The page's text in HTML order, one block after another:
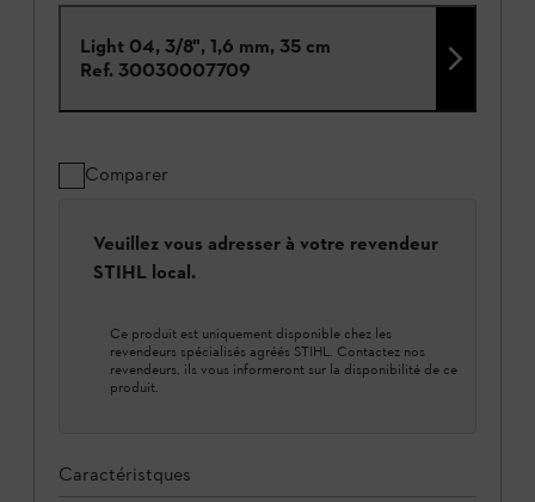
Light 04, 3/8", 1,6 mm, 35 cm
Ref. 30030007709
Comparer
Veuillez vous adresser à votre revendeur
STIHL local.
Ce produit est uniquement disponible chez les
revendeurs spécialisés agréés STIHL. Contactez nos
revendeurs, ils vous informeront sur la disponibilité de ce
produit.
Caractéristques